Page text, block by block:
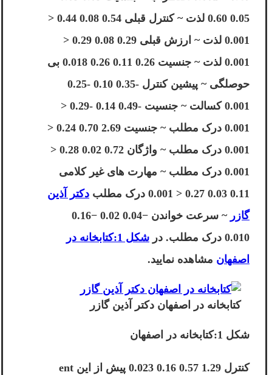
0.05 0.60 لذت ~ کنترل قبلی 0.54 0.08 0.44 <
0.001 لذت ~ ارزش قبلی 0.29 0.08 0.29 <
0.001 لذت ~ جنسیت 0.26 0.11 0.26 0.018 بی
حوصلگی ~ پیشین کنترل -0.35 0.10 -0.25
0.001 کسالت ~ جنسیت -0.49 0.14 -0.29 <
0.001 درک مطلب ~ جنسیت 2.69 0.70 0.24 <
0.001 درک مطلب ~ واژگان 0.72 0.02 0.28 <
0.001 درک مطلب ~ مهارت های غیر کلامی
0.11 0.03 0.27 < 0.001 درک مطلب
دکتر آذین
گازر
~ سرعت خواندن −0.04 0.02 −0.16
0.010 درک مطلب. در
شکل 1:کتابخانه در
اصفهان مشاهده نمایید.
کتابخانه در اصفهان دکتر آذین گازر
شکل 1:کتابخانه در اصفهان
کنترل 1.29 0.57 0.16 0.023 پیش از این ent